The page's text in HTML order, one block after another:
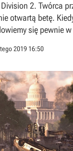
2. Twórca
otwartą betę.
się pewnie
2019 16:50